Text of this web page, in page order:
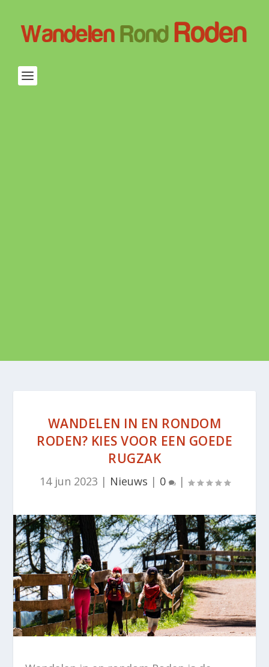
WANDELEN IN EN RONDOM
RODEN? KIES VOOR EEN GOEDE
RUGZAK
14 jun 2023 | Nieuws | 0 |